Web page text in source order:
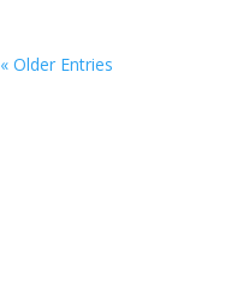
« Older Entries